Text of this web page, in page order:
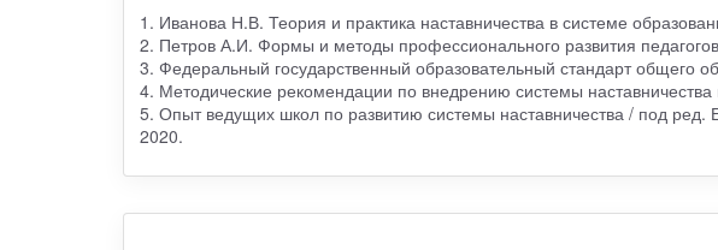
1. Иванова Н.В. Теория и практика наставничества в системе
2. Петров А.И. Формы и методы профессионального развития
3. Федеральный государственный образовательный стандарт общего
4. Методические рекомендации по внедрению системы
5. Опыт ведущих школ по развитию системы наставничества / под ред.
2020.